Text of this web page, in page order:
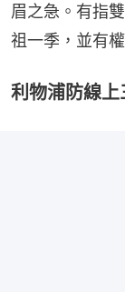
眉之急。有指
祖一季，並有
利物浦防線上